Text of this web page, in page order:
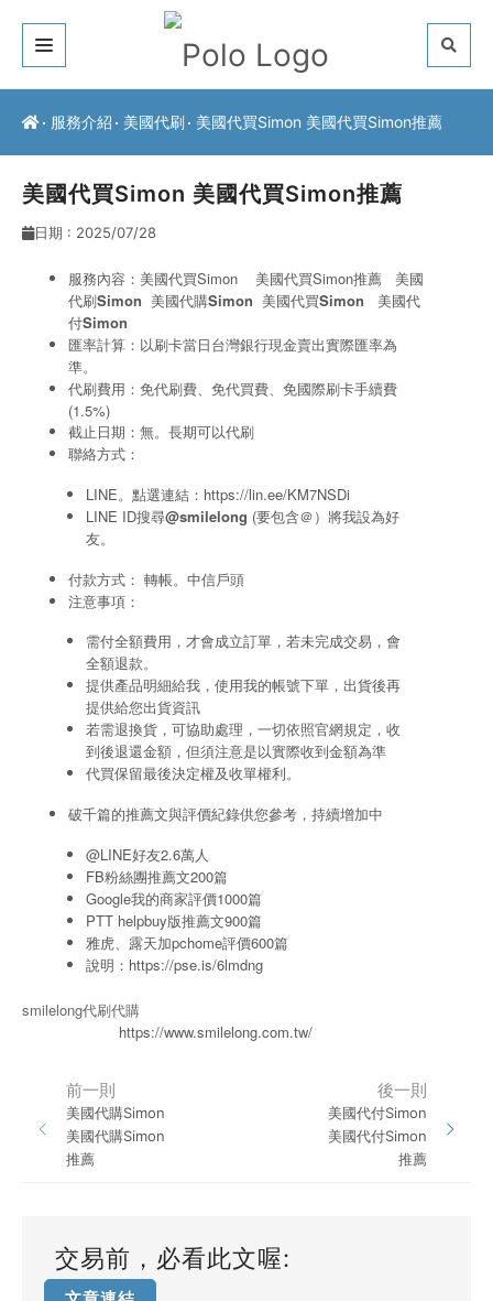
關於我們
最新公告
聯絡方式
服務介紹 美國代刷 美國代買Simon 美國代買Simon推薦
美國代買Simon 美國代買Simon推薦
日期 : 2025/07/28
服務內容：美國代買Simon 美國代買Simon推薦 美國
代刷Simon 美國代購Simon 美國代買Simon
美國代
付Simon
匯率計算：以刷卡當日台灣銀行現金賣出實際匯率為
準。
代刷費用：免代刷費、免代買費、免國際刷卡手續費
(1.5%)
截止日期：無。長期可以代刷
聯絡方式：
LINE。點選連結： https://lin.ee/KM7NSDi
LINE ID搜尋@smilelong (要包含＠）將我設為好
友。
付款方式： 轉帳。中信戶頭
注意事項：
需付全額費用，才會成立訂單，若未完成交易，會
全額退款。
提供產品明細給我，使用我的帳號下單，出貨後再
提供給您出貨資訊
若需退換貨，可協助處理，一切依照官網規定，收
到後退還金額，但須注意是以實際收到金額為準
代買保留最後決定權及收單權利。
破千篇的推薦文與評價紀錄供您參考，持續增加中
@LINE好友2.6萬人
FB粉絲團推薦文200篇
Google我的商家評價1000篇
PTT helpbuy版推薦文900篇
雅虎、露天加pchome評價600篇
說明： https://pse.is/6lmdng
smilelong代刷代購
https://www.smilelong.com.tw/
前一則
美國代購Simon
美國代購Simon
推薦
後一則
美國代付Simon
美國代付Simon
推薦
交易前，必看此文喔: